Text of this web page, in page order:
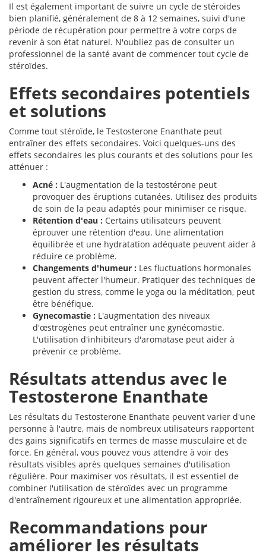
Il est également important de suivre un cycle de stéroïdes
bien planifié, généralement de 8 à 12 semaines, suivi d'une
période de récupération pour permettre à votre corps de
revenir à son état naturel. N'oubliez pas de consulter un
professionnel de la santé avant de commencer tout cycle de
stéroïdes.
Effets secondaires potentiels
et solutions
Comme tout stéroïde, le Testosterone Enanthate peut
entraîner des effets secondaires. Voici quelques-uns des
effets secondaires les plus courants et des solutions pour les
atténuer :
Acné : L'augmentation de la testostérone peut
provoquer des éruptions cutanées. Utilisez des produits
de soin de la peau adaptés pour minimiser ce risque.
Rétention d'eau : Certains utilisateurs peuvent
éprouver une rétention d'eau. Une alimentation
équilibrée et une hydratation adéquate peuvent aider à
réduire ce problème.
Changements d'humeur : Les fluctuations hormonales
peuvent affecter l'humeur. Pratiquer des techniques de
gestion du stress, comme le yoga ou la méditation, peut
être bénéfique.
Gynecomastie : L'augmentation des niveaux
d'œstrogènes peut entraîner une gynécomastie.
L'utilisation d'inhibiteurs d'aromatase peut aider à
prévenir ce problème.
Résultats attendus avec le
Testosterone Enanthate
Les résultats du Testosterone Enanthate peuvent varier d'une
personne à l'autre, mais de nombreux utilisateurs rapportent
des gains significatifs en termes de masse musculaire et de
force. En général, vous pouvez vous attendre à voir des
résultats visibles après quelques semaines d'utilisation
régulière. Pour maximiser vos résultats, il est essentiel de
combiner l'utilisation de stéroïdes avec un programme
d'entraînement rigoureux et une alimentation appropriée.
Recommandations pour
améliorer les résultats